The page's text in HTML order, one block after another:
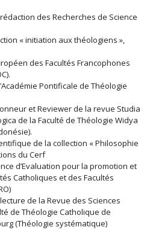
des Recherches de Science
« initiation aux théologiens »,
des Facultés Francophones
Pontificale de Théologie
et Reviewer de la revue Studia
de la Faculté de Théologie Widya
de la collection « Philosophie
du Cerf
d’Evaluation pour la promotion et
Catholiques et des Facultés
de la Revue des Sciences
de Théologie Catholique de
(Théologie systématique)